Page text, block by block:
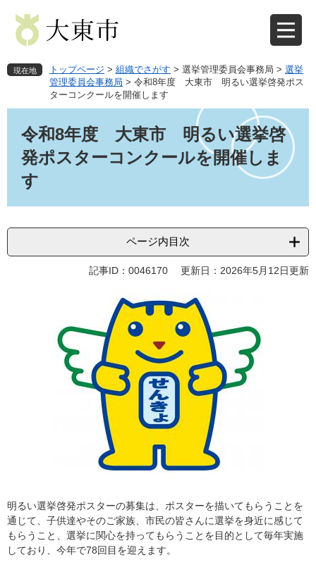
先
す
を
し
現在地 トップページ > 組織でさがす > 選挙管理委員会事務局 > 選挙
管理委員会事務局 > 令和8年度 大東市 明るい選挙啓発ポス
ターコンクールを開催します
令和8年度 大東市 明るい選挙啓
発ポスターコンクールを開催しま
す
ページ内目次
記事ID：0046170 更新日：2026年5月12日更新
明るい選挙啓発ポスターの募集は、ポスターを描いてもらうことを
通じて、子供達やそのご家族、市民の皆さんに選挙を身近に感じて
もらうこと、選挙に関心を持ってもらうことを目的として毎年実施
しており、今年で78回目を迎えます。